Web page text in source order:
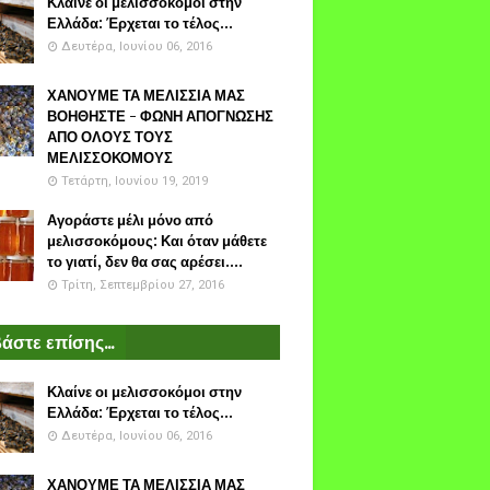
Ελλάδα: Έρχεται το τέλος...
Δευτέρα, Ιουνίου 06, 2016
ΧΑΝΟΥΜΕ ΤΑ ΜΕΛΙΣΣΙΑ ΜΑΣ
ΒΟΗΘΗΣΤΕ - ΦΩΝΗ ΑΠΟΓΝΩΣΗΣ
ΑΠΟ ΟΛΟΥΣ ΤΟΥΣ
ΜΕΛΙΣΣΟΚΟΜΟΥΣ
Τετάρτη, Ιουνίου 19, 2019
Αγοράστε μέλι μόνο από
μελισσοκόμους: Και όταν μάθετε
το γιατί, δεν θα σας αρέσει....
Τρίτη, Σεπτεμβρίου 27, 2016
επίσης...
Κλαίνε οι μελισσοκόμοι στην
Ελλάδα: Έρχεται το τέλος...
Δευτέρα, Ιουνίου 06, 2016
ΧΑΝΟΥΜΕ ΤΑ ΜΕΛΙΣΣΙΑ ΜΑΣ